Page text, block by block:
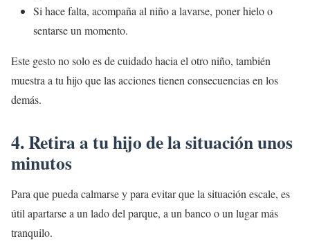
Si hace falta, acompaña al niño a lavarse, poner hielo o
sentarse un momento.
Este gesto no solo es de cuidado hacia el otro niño, también
muestra a tu hijo que las acciones tienen consecuencias en los
demás.
4. Retira a tu hijo de la situación unos
minutos
Para que pueda calmarse y para evitar que la situación escale, es
útil apartarse a un lado del parque, a un banco o un lugar más
tranquilo.